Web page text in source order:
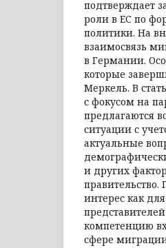
подтверждает
роли в ЕС по
политики. На
взаимосвязь
в Германии.
которые
Меркель. В
с фокусом на
предлагаются
ситуации с
актуальные
и других
интерес как
компетенцию
сфере